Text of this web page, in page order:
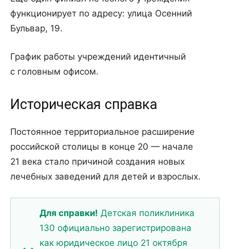
функционирует по адресу: улица Осенний
Бульвар, 19.
График работы учреждений идентичный
с головным офисом.
Историческая справка
Постоянное территориальное расширение
российской столицы в конце 20 — начале
21 века стало причиной создания новых
лечебных заведений для детей и взрослых.
Для справки! Детская поликлиника
130 официально зарегистрирована
как юридическое лицо 21 октября